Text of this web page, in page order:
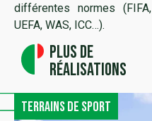
différentes normes (FIFA,
UEFA, WAS, ICC…).
Plus de
réalisations
Terrains de sport